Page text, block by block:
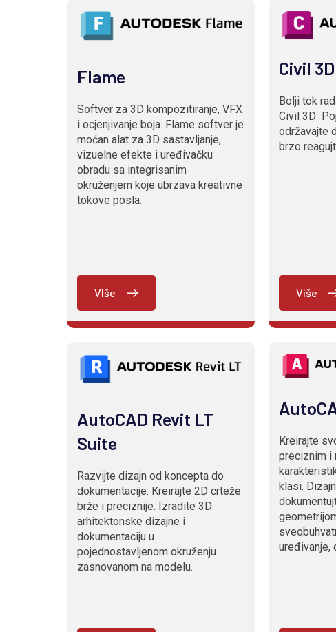
Flame
Softver za 3D kompozitiranje, VFX
i ocjenjivanje boja. Flame softver je
moćan alat za 3D sastavljanje,
vizuelne efekte i uređivačku
obradu sa integrisanim
okruženjem koje ubrzava kreativne
tokove posla.
VIše
Civil 3D
Bolji tok
Civil 3D
održavajte
brzo
Više
AutoCAD Revit LT
Suite
Razvijte dizajn od koncepta do
dokumentacije. Kreirajte 2D crteže
brže i preciznije. Izradite 3D
arhitektonske dizajne i
dokumentaciju u
pojednostavljenom okruženju
zasnovanom na modelu.
Kreirajte
preciznim i
klasi.
uređivanje,